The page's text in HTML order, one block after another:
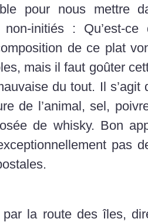
pour nous mettre
non-initiés : Qu’est-
de ce plat
mais il faut goûter
du tout. Il s’agit
de l’animal, sel,
de whisky. Bon
pas
par la route des îles,